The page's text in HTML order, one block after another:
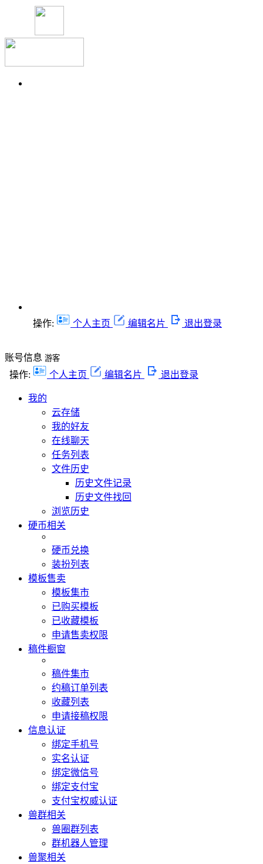
操作: 个人主页 编辑名片 退出登录
账号信息 游客
操作: 个人主页 编辑名片 退出登录
我的
云存储
我的好友
在线聊天
任务列表
文件历史
历史文件记录
历史文件找回
浏览历史
硬币相关
硬币兑换
装扮列表
模板售卖
模板集市
已购买模板
已收藏模板
申请售卖权限
稿件橱窗
稿件集市
约稿订单列表
收藏列表
申请接稿权限
信息认证
绑定手机号
实名认证
绑定微信号
绑定支付宝
支付宝权威认证
兽群相关
兽圈群列表
群机器人管理
兽聚相关